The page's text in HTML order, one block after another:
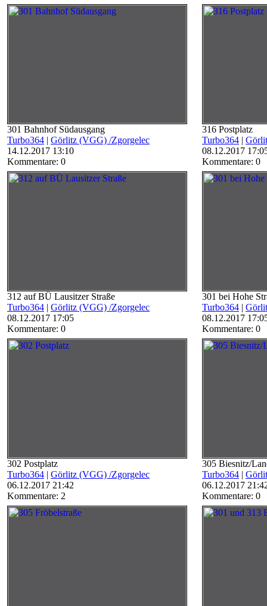
301 Bahnhof Südausgang
Turbo364 | Görlitz (VGG) /Zgorgelec
14.12.2017 13:10
Kommentare: 0
316 Postplatz
Turbo364 |
08.12.2017
Kommentare: 0
312 auf BÜ Lausitzer Straße
Turbo364 | Görlitz (VGG) /Zgorgelec
08.12.2017 17:05
Kommentare: 0
301 bei Hohe
Turbo364 |
08.12.2017
Kommentare: 0
302 Postplatz
Turbo364 | Görlitz (VGG) /Zgorgelec
06.12.2017 21:42
Kommentare: 2
305 Biesnitz/
Turbo364 |
06.12.2017
Kommentare: 0